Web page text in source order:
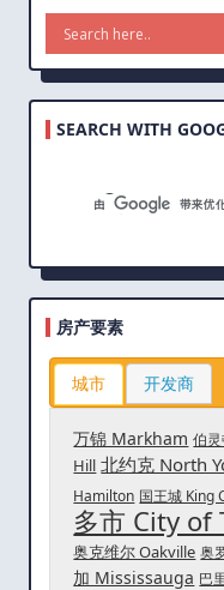
SEARCH WITH
房产要素
城市 开发商
万锦 Markham 伯
Hill 北约克 North
Hamilton 国王城 King
多市 City of
奥克维尔 Oakville 奥
加 Mississauga 巴